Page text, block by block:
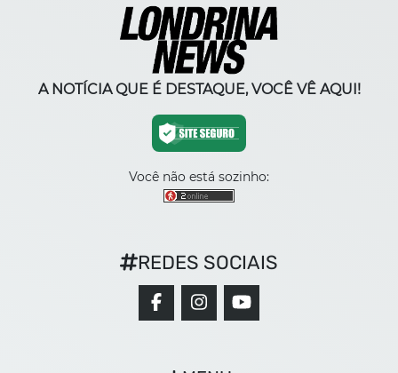
A NOTÍCIA QUE É DESTAQUE, VOCÊ VÊ AQUI!
Você não está sozinho:
REDES SOCIAIS